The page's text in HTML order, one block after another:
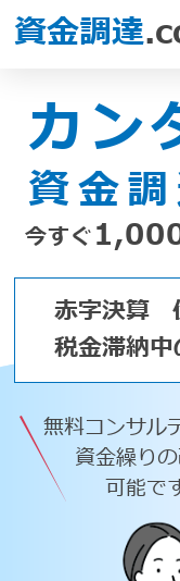
資金調達
カン
資金
今すぐ
赤字決算
税金滞納
無料コンサル
資金繰り
可能で